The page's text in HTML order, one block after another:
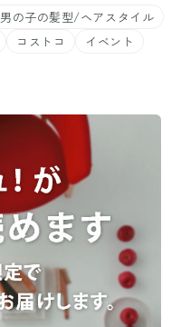
男の子の髪型/ヘアスタイル
コストコ
イベント